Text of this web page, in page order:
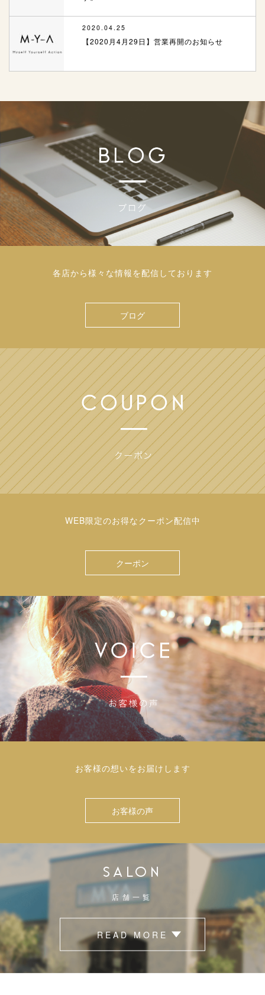
2020.04.25
【2020月4月29日】営業再開のお知らせ
各店から様々な情報を配信しております
ブログ
WEB限定のお得なクーポン配信中
クーポン
お客様の想いをお届けします
お客様の声
SALON
店舗一覧
READ MORE